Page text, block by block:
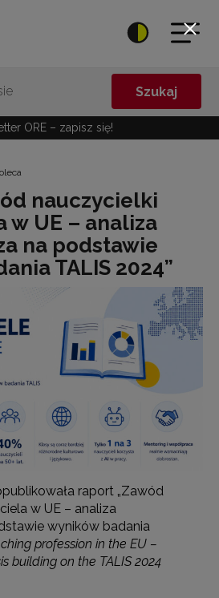
Szukaj
ORE – zapisz się!
nauczycielki
w UE – analiza
na podstawie
TALIS 2024”
raport „Zawód
w UE – analiza
wyników badania
profession in the EU –
building on the TALIS 2024